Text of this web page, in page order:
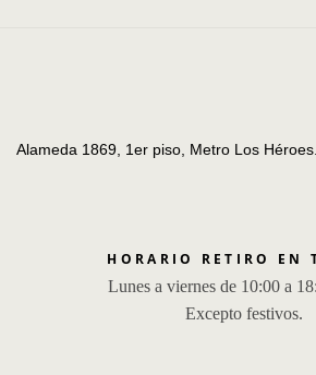
Alameda 1869, 1er piso, Metro Los
HORARIO RETIRO EN
Lunes a viernes de 10:00 a
Excepto festivos.